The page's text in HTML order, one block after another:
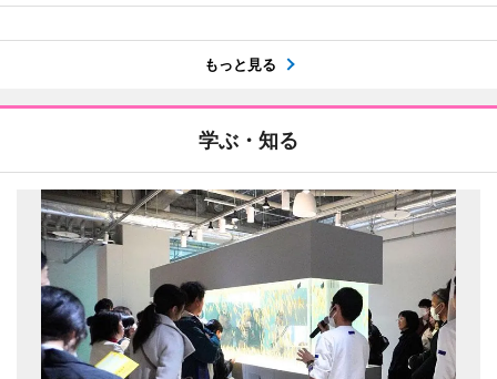
もっと見る
学ぶ・知る